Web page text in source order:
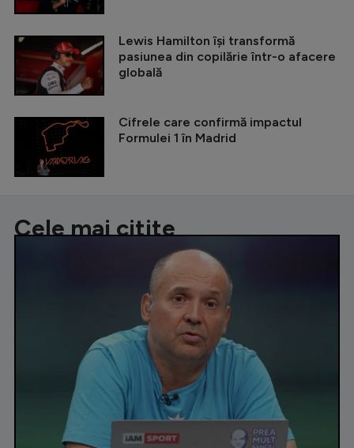
Lewis Hamilton își transformă
pasiunea din copilărie într-o afacere
globală
Cifrele care confirmă impactul
Formulei 1 în Madrid
Cele mai citite